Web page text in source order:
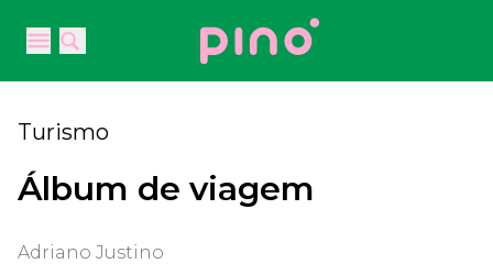
Open main menu
Open main menu
Your Company
Turismo
Álbum de viagem
Adriano Justino